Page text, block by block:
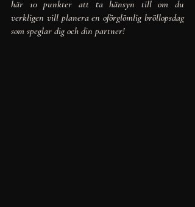
här 10 punkter att ta hänsyn till om du
verkligen vill planera en oförglömlig bröllopsdag
som speglar dig och din partner!